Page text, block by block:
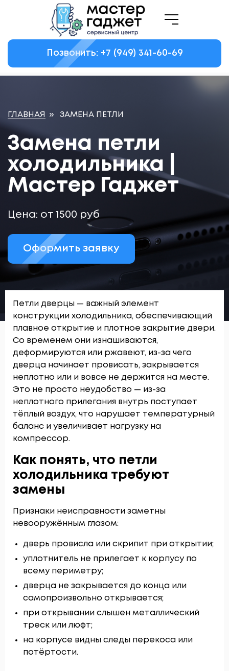
Позвонить: +7 (949) 341-60-69
ГЛАВНАЯ » ЗАМЕНА ПЕТЛИ
Замена петли
холодильника |
Мастер Гаджет
Цена: от 1500 руб
Оформить заявку
Петли дверцы — важный элемент
конструкции холодильника, обеспечивающий
плавное открытие и плотное закрытие двери.
Со временем они изнашиваются,
деформируются или ржавеют, из-за чего
дверца начинает провисать, закрывается
неплотно или и вовсе не держится на месте.
Это не просто неудобство — из-за
неплотного прилегания внутрь поступает
тёплый воздух, что нарушает температурный
баланс и увеличивает нагрузку на
компрессор.
Как понять, что петли
холодильника требуют
замены
Признаки неисправности заметны
невооружённым глазом:
дверь провисла или скрипит при открытии;
уплотнитель не прилегает к корпусу по
всему периметру;
дверца не закрывается до конца или
самопроизвольно открывается;
при открывании слышен металлический
треск или люфт;
на корпусе видны следы перекоса или
потёртости.